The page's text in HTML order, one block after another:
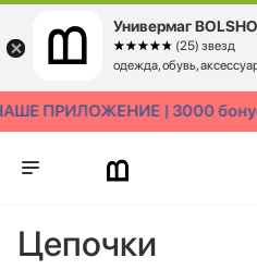
ПРИЛОЖЕНИЕ | 3000
Цепочки
Универмаг
☆☆☆☆☆
★★★★★ (25) звезд
одежда, обувь,